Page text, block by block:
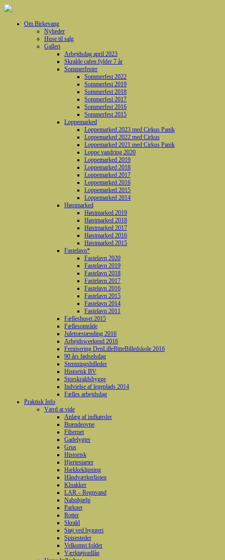
Om Birkevang
Nyheder
Huse til salg
Galleri
Arbejdsdag april 2023
Skralde cafen fylder 7 år
Sommerfester
Sommerfest 2022
Sommerfest 2019
Sommerfest 2018
Sommerfest 2017
Sommerfest 2016
Sommerfest 2015
Loppemarked
Loppemarked 2023 med Cirkus Panik
Loppemarked 2022 med Cirkus
Loppemarked 2021 med Cirkus Panik
Loppe vandring 2020
Loppemarked 2019
Loppemarked 2018
Loppemarked 2017
Loppemarked 2016
Loppemarked 2015
Loppemarked 2014
Høstmarked
Høstmarked 2019
Høstmarked 2018
Høstmarked 2017
Høstmarked 2016
Høstmarked 2015
Fastelavn*
Fastelavn 2020
Fastelavn 2019
Fastelavn 2018
Fastelavn 2017
Fastelavn 2016
Fastelavn 2015
Fastelavn 2014
Fastelavn 2011
Fælleshuset 2015
Fællesområde
Juletræstænding 2016
Arbejdsweekend 2016
Fernisering DenLilleBitteBilledskole 2016
90 års fødselsdag
Stemningsbilleder
Historisk BV
Storskraldshygge
Indvielse af legeplads 2014
Fælles arbejdsdag
Praktisk Info
Værd at vide
Anlæg af indkørsler
Brændeovne
Fibernet
Gadelygter
Grus
Historisk
Hjertestarter
Hækkeklipning
Håndværkerlisten
Kloakker
LAR – Regnvand
Nabohjælp
Parknet
Rotter
Skrald
Støj ved byggeri
Spisesteder
Velkomst folder
Værktøjsudlån